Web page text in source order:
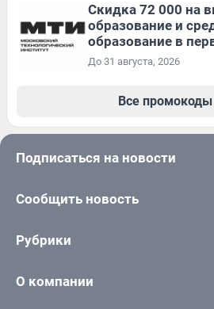
Скидка 72 000 на
образование и
образование в
До 31 августа, 2026
Все промокоды
Подписаться на новости
Сообщить новость
Рубрики
О компании